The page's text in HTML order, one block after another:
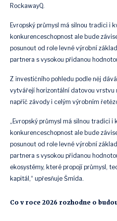
RockawayQ.
Evropský průmysl má silnou tradici i
konkurenceschopnost ale bude
posunout od role levné výrobní
partnera s vysokou přidanou
Z investičního pohledu podle něj
vytvářejí horizontální datovou vrstvu
napříč závody i celým výrobním
„Evropský průmysl má silnou tradici
konkurenceschopnost ale bude
posunout od role levné výrobní
partnera s vysokou přidanou
ekosystémy, které propojí průmysl,
kapitál,“ upřesňuje Šmída.
Co v roce 2026 rozhodne o